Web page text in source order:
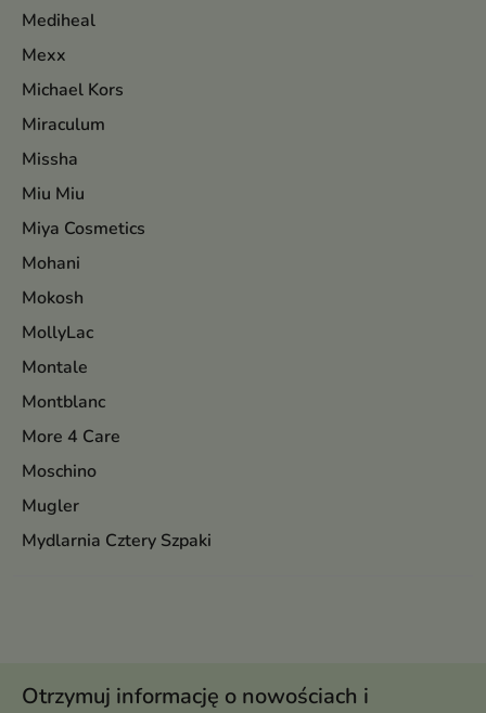
Mediheal
Mexx
Michael Kors
Miraculum
Missha
Miu Miu
Miya Cosmetics
Mohani
Mokosh
MollyLac
Montale
Montblanc
More 4 Care
Moschino
Mugler
Mydlarnia Cztery Szpaki
Otrzymuj informację o nowościach i